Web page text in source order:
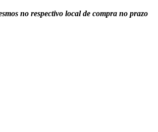
no respectivo local de compra no prazo